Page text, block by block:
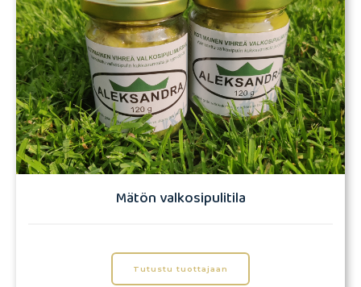
Mätön valkosipulitila
Tutustu tuottajaan